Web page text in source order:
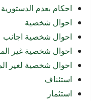
احكام بعدم الدستورية
احوال شخصية
احوال شخصية اجانب
احوال شخصية غير
احوال شخصية لغير
استئناف
استثمار